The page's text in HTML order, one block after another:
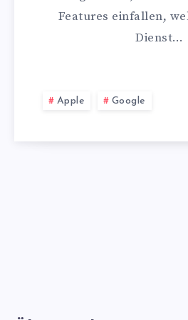
Features einfallen,
Dienst…
Apple Google